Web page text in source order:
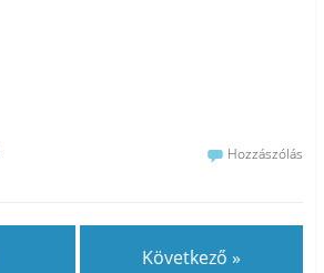
Hozzászólás
Következő »